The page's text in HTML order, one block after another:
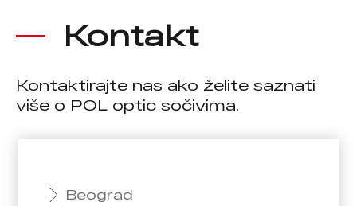
Kontakt
Kontaktirajte nas ako želite saznati
više o POL optic sočivima.
Beograd